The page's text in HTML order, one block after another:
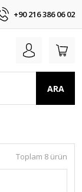
+90 216 386 06 02
ARA
Toplam 8 ürün